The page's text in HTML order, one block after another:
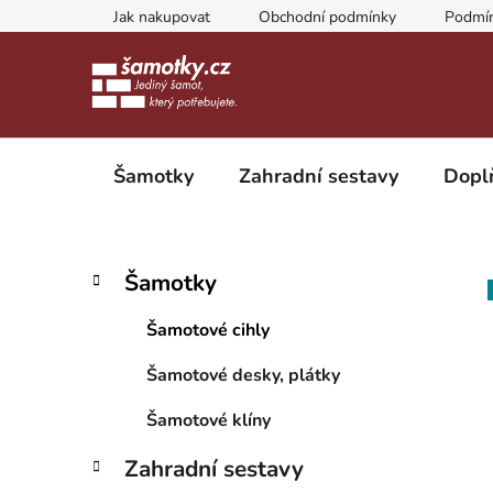
na
Jak nakupovat Obchodní podmínky
Šamotky Zahradní sestavy
P
n
Přeskočit
kategorie
K
a
e
Šamotky
Šamotové cihly
Šamotové desky, plátky
Šamotové klíny
Zahradní sestavy